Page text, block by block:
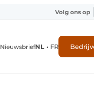
Volg ons op
NieuwsbriefNL • FR